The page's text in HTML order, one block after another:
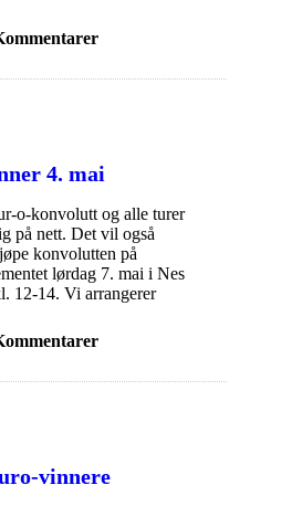
4. mai
o-konvolutt og alle turer
på nett. Det vil også
konvolutten på
lørdag 7. mai i Nes
12-14. Vi arrangerer
vinnere